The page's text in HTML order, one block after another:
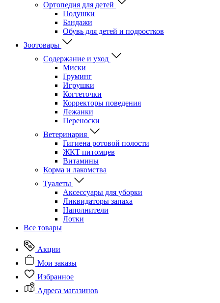
Ортопедия для детей
Подушки
Бандажи
Обувь для детей и подростков
Зоотовары
Содержание и уход
Миски
Груминг
Игрушки
Когтеточки
Корректоры поведения
Лежанки
Переноски
Ветеринария
Гигиена ротовой полости
ЖКТ питомцев
Витамины
Корма и лакомства
Туалеты
Аксессуары для уборки
Ликвидаторы запаха
Наполнители
Лотки
Все товары
Акции
Мои заказы
Избранное
Адреса магазинов